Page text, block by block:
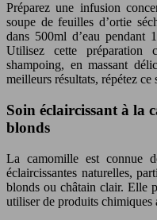
Préparez une infusion
soupe de feuilles d’ortie
dans 500ml d’eau pendant
Utilisez cette préparation
shampoing, en massant
meilleurs résultats, répétez
Soin éclaircissant à la
blonds
La camomille est connue
éclaircissantes naturelles,
blonds ou châtain clair. Elle
utiliser de produits chimiques